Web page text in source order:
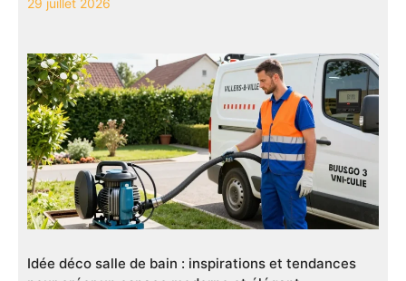
Idée déco salle de bain : inspirations et tendances